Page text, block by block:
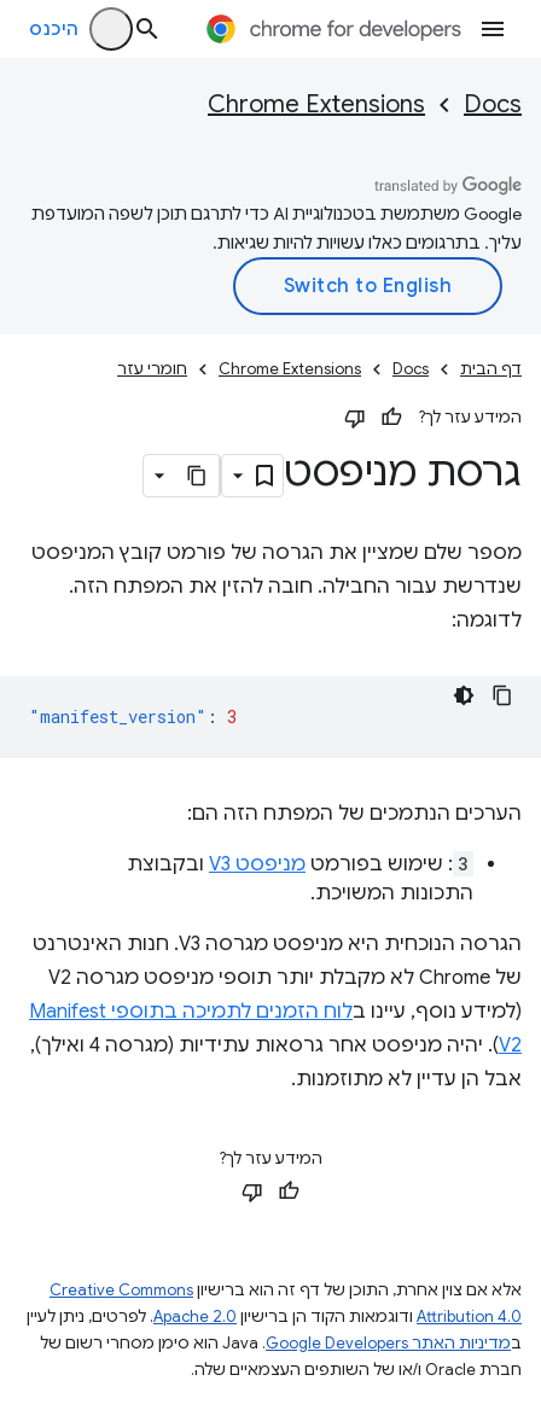
היכנס
Docs
Chrome Extensions
‫Google משתמשת בטכנולוגיית AI כדי לתרגם תוכן לשפה המועדפת
עליך. בתרגומים כאלו עשויות להיות שגיאות.
דף הבית Docs
Chrome Extensions חומרי עזר
המידע עזר לך?
גרסת מניפסט
מספר שלם שמציין את הגרסה של פורמט קובץ המניפסט
שנדרשת עבור החבילה. חובה להזין את המפתח הזה.
לדוגמה:
"manifest_version" : 3
הערכים הנתמכים של המפתח הזה הם:
3 : שימוש בפורמט מניפסט V3
ובקבוצת
התכונות המשויכת.
הגרסה הנוכחית היא מניפסט מגרסה V3. חנות האינטרנט
של Chrome לא מקבלת יותר תוספי מניפסט מגרסה V2
(למידע נוסף, עיינו ב
לוח הזמנים לתמיכה בתוספי Manifest
V2
). יהיה מניפסט אחר גרסאות עתידיות (מגרסה 4 ואילך),
אבל הן עדיין לא מתוזמנות.
המידע עזר לך?
אלא אם צוין אחרת, התוכן של דף זה הוא ברישיוןCreative Commons
Attribution 4.0 ודוגמאות הקוד הן ברישיון Apache 2.0. לפרטים, ניתן לעיין
במדיניות האתר Google Developers‏
.‏ Java הוא סימן מסחרי רשום של
חברת Oracle ו/או של השותפים העצמאיים שלה.